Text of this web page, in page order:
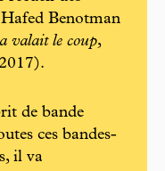
Benotman
valait le coup,
de bande
ces bandes-
il va